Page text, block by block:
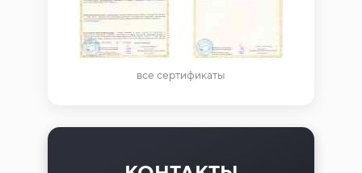
все сертификаты